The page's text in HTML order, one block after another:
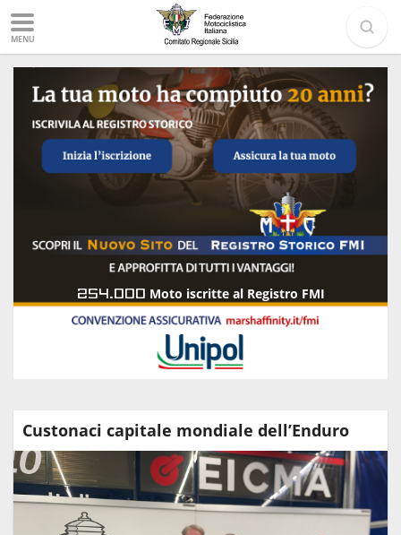
MENU
254.000 Moto iscritte al Registro FMI
Custonaci capitale mondiale dell’Enduro